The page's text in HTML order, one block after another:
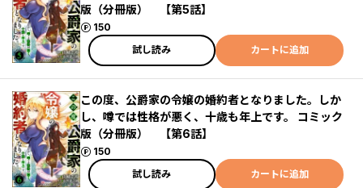
版（分冊版） 【第5話】
150
ポイント
試し読み
カートに追加
この度、公爵家の令嬢の婚約者となりました。しか
し、噂では性格が悪く、十歳も年上です。 コミック
版（分冊版） 【第6話】
150
ポイント
試し読み
カートに追加